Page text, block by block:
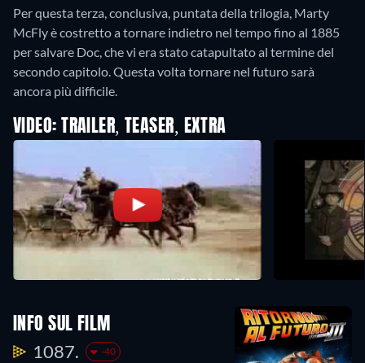
Per questa terza, conclusiva, puntata della trilogia, Marty
McFly è costretto a tornare indietro nel tempo fino al 1885
per salvare Doc, che vi era stato catapultato al termine del
secondo capitolo. Questa volta tornare nel futuro sarà
ancora più difficile.
VIDEO: TRAILER, TEASER, EXTRA
INFO SUL FILM
1087. -40